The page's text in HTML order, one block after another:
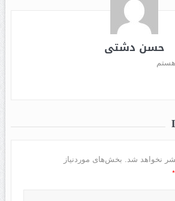
حسن دشتی
نخواهد شد. بخش‌های موردنیاز
*